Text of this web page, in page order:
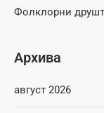
Фолклорни
Архива
август 2026